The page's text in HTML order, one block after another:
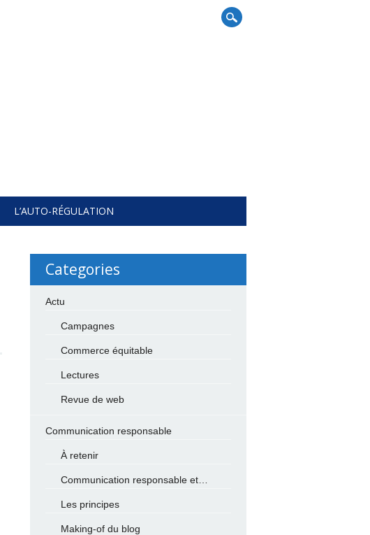
L’AUTO-RÉGULATION
Categories
Actu
Campagnes
Commerce équitable
Lectures
Revue de web
Communication responsable
À retenir
Communication responsable et…
Les principes
Making-of du blog